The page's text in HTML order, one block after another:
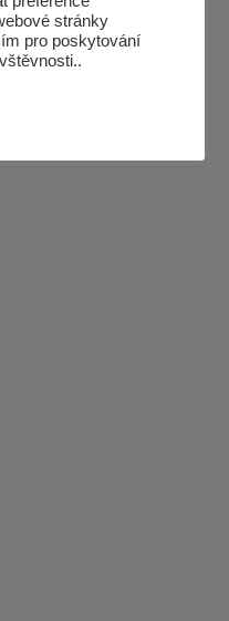
stránky
pro poskytování